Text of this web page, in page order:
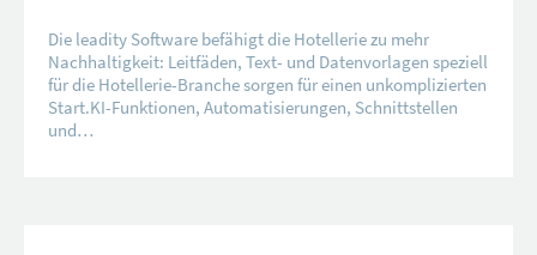
Die leadity Software befähigt die Hotellerie zu mehr
Nachhaltigkeit: Leitfäden, Text- und Datenvorlagen speziell
für die Hotellerie-Branche sorgen für einen unkomplizierten
Start.KI-Funktionen, Automatisierungen, Schnittstellen
und…